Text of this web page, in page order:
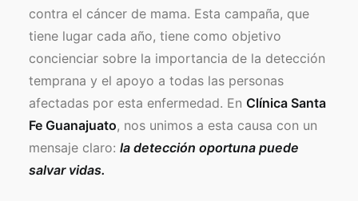
Facebook
contra el cáncer de mama. Esta campaña, que
tiene lugar cada año, tiene como objetivo
concienciar sobre la importancia de la detección
temprana y el apoyo a todas las personas
afectadas por esta enfermedad. En Clínica Santa
Fe Guanajuato, nos unimos a esta causa con un
mensaje claro: la detección oportuna puede
salvar vidas.